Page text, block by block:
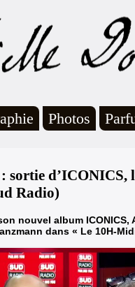
Photos
sortie d’ICONICS,
Radio)
nouvel album ICONICS,
dans « Le 10H-